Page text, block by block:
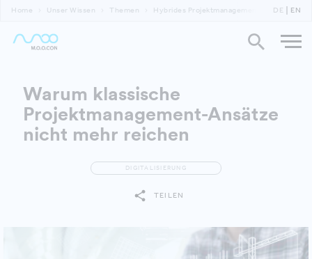
Home Unser Wissen Themen Hybrides Projektmanagement als Weg zu
DE EN
Warum klassische
Projektmanagement-Ansätze
nicht mehr reichen
DIGITALISIERUNG
TEILEN